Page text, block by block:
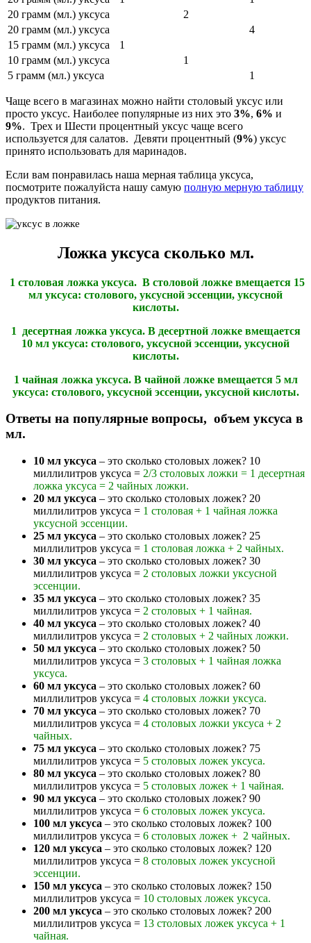
20 грамм (мл.) уксуса
2
20 грамм (мл.) уксуса
4
15 грамм (мл.) уксуса
1
10 грамм (мл.) уксуса
1
5 грамм (мл.) уксуса
1
Чаще всего в магазинах можно найти столовый уксус или
просто уксус. Наиболее популярные из них это 3%, 6% и
9%. Трех и Шести процентный уксус чаще всего
используется для салатов. Девяти процентный (9%) уксус
принято использовать для маринадов.
Если вам понравилась наша мерная таблица уксуса,
посмотрите пожалуйста нашу самую полную мерную таблицу
продуктов питания.
Ложка уксуса сколько мл.
1 столовая ложка уксуса. В столовой ложке вмещается 15
мл уксуса: столового, уксусной эссенции, уксусной
кислоты.
1 десертная ложка уксуса. В десертной ложке вмещается
10 мл уксуса: столового, уксусной эссенции, уксусной
кислоты.
1 чайная ложка уксуса. В чайной ложке вмещается 5 мл
уксуса: столового, уксусной эссенции, уксусной кислоты.
Ответы на популярные вопросы, объем уксуса в
мл.
10 мл уксуса – это сколько столовых ложек? 10
миллилитров уксуса = 2/3 столовых ложки = 1 десертная
ложка уксуса = 2 чайных ложки.
20 мл уксуса – это сколько столовых ложек? 20
миллилитров уксуса = 1 столовая + 1 чайная ложка
уксусной эссенции.
25 мл уксуса – это сколько столовых ложек? 25
миллилитров уксуса = 1 столовая ложка + 2 чайных.
30 мл уксуса – это сколько столовых ложек? 30
миллилитров уксуса = 2 столовых ложки уксусной
эссенции.
35 мл уксуса – это сколько столовых ложек? 35
миллилитров уксуса = 2 столовых + 1 чайная.
40 мл уксуса – это сколько столовых ложек? 40
миллилитров уксуса = 2 столовых + 2 чайных ложки.
50 мл уксуса – это сколько столовых ложек? 50
миллилитров уксуса = 3 столовых + 1 чайная ложка
уксуса.
60 мл уксуса – это сколько столовых ложек? 60
миллилитров уксуса = 4 столовых ложки уксуса.
70 мл уксуса – это сколько столовых ложек? 70
миллилитров уксуса = 4 столовых ложки уксуса + 2
чайных.
75 мл уксуса – это сколько столовых ложек? 75
миллилитров уксуса = 5 столовых ложек уксуса.
80 мл уксуса – это сколько столовых ложек? 80
миллилитров уксуса = 5 столовых ложек + 1 чайная.
90 мл уксуса – это сколько столовых ложек? 90
миллилитров уксуса = 6 столовых ложек уксуса.
100 мл уксуса – это сколько столовых ложек? 100
миллилитров уксуса = 6 столовых ложек + 2 чайных.
120 мл уксуса – это сколько столовых ложек? 120
миллилитров уксуса = 8 столовых ложек уксусной
эссенции.
150 мл уксуса – это сколько столовых ложек? 150
миллилитров уксуса = 10 столовых ложек уксуса.
200 мл уксуса – это сколько столовых ложек? 200
миллилитров уксуса = 13 столовых ложек уксуса + 1
чайная.